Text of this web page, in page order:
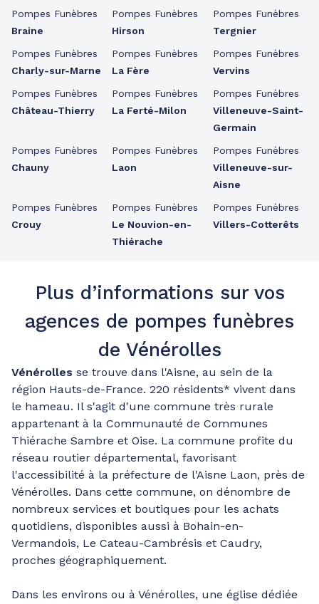
Pompes Funèbres
Braine
Pompes Funèbres
Charly-sur-Marne
Pompes Funèbres
Château-Thierry
Pompes Funèbres
Chauny
Pompes Funèbres
Crouy
Pompes Funèbres
Hirson
Pompes Funèbres
La Fère
Pompes Funèbres
La Ferté-Milon
Pompes Funèbres
Laon
Pompes Funèbres
Le Nouvion-en-
Thiérache
Pompes Funèbres
Tergnier
Pompes Funèbres
Vervins
Pompes Funèbres
Villeneuve-Saint-
Germain
Pompes Funèbres
Villeneuve-sur-
Aisne
Pompes Funèbres
Villers-Cotterêts
Plus d’informations sur vos
agences de pompes funèbres
de Vénérolles
Vénérolles se trouve dans l'Aisne, au sein de la
région Hauts-de-France. 220 résidents* vivent dans
le hameau. Il s'agit d'une commune très rurale
appartenant à la Communauté de Communes
Thiérache Sambre et Oise. La commune profite du
réseau routier départemental, favorisant
l'accessibilité à la préfecture de l'Aisne Laon, près de
Vénérolles. Dans cette commune, on dénombre de
nombreux services et boutiques pour les achats
quotidiens, disponibles aussi à Bohain-en-
Vermandois, Le Cateau-Cambrésis et Caudry,
proches géographiquement.
Dans les environs ou à Vénérolles, une église dédiée